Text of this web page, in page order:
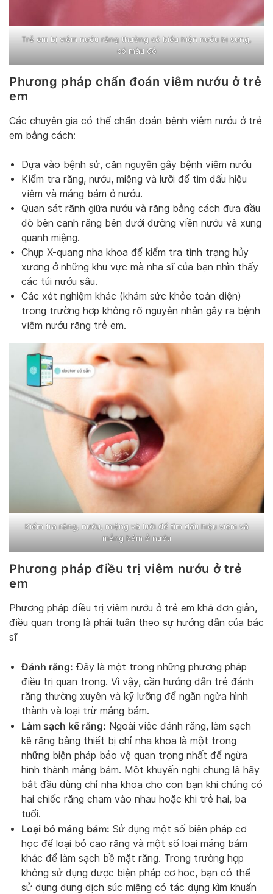
Trẻ em bị viêm nướu răng thường có biểu hiện nướu bị sưng,
có màu đỏ
Phương pháp chẩn đoán viêm nướu ở trẻ
em
Các chuyên gia có thể chẩn đoán bệnh viêm nướu ở trẻ
em bằng cách:
Dựa vào bệnh sử, căn nguyên gây bệnh viêm nướu
Kiểm tra răng, nướu, miệng và lưỡi để tìm dấu hiệu
viêm và mảng bám ở nướu.
Quan sát rãnh giữa nướu và răng bằng cách đưa đầu
dò bên cạnh răng bên dưới đường viền nướu và xung
quanh miệng.
Chụp X-quang nha khoa để kiểm tra tình trạng hủy
xương ở những khu vực mà nha sĩ của bạn nhìn thấy
các túi nướu sâu.
Các xét nghiệm khác (khám sức khỏe toàn diện)
trong trường hợp không rõ nguyên nhân gây ra bệnh
viêm nướu răng trẻ em.
Kiểm tra răng, nướu, miệng và lưỡi để tìm dấu hiệu viêm và
mảng bám ở nướu
Phương pháp điều trị viêm nướu ở trẻ
em
Phương pháp điều trị viêm nướu ở trẻ em khá đơn giản,
điều quan trọng là phải tuân theo sự hướng dẫn của bác
sĩ
Đánh răng: Đây là một trong những phương pháp
điều trị quan trọng. Vì vậy, cần hướng dẫn trẻ đánh
răng thường xuyên và kỹ lưỡng để ngăn ngừa hình
thành và loại trừ mảng bám.
Làm sạch kẽ răng: Ngoài việc đánh răng, làm sạch
kẽ răng bằng thiết bị chỉ nha khoa là một trong
những biện pháp bảo vệ quan trọng nhất để ngừa
hình thành mảng bám. Một khuyến nghị chung là hãy
bắt đầu dùng chỉ nha khoa cho con bạn khi chúng có
hai chiếc răng chạm vào nhau hoặc khi trẻ hai, ba
tuổi.
Loại bỏ mảng bám: Sử dụng một số biện pháp cơ
học để loại bỏ cao răng và một số loại mảng bám
khác để làm sạch bề mặt răng. Trong trường hợp
không sử dụng được biện pháp cơ học, bạn có thể
sử dụng dung dịch súc miệng có tác dụng kìm khuẩn